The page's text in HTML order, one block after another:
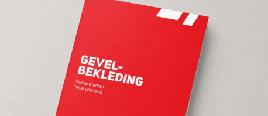
Onze klantenservice